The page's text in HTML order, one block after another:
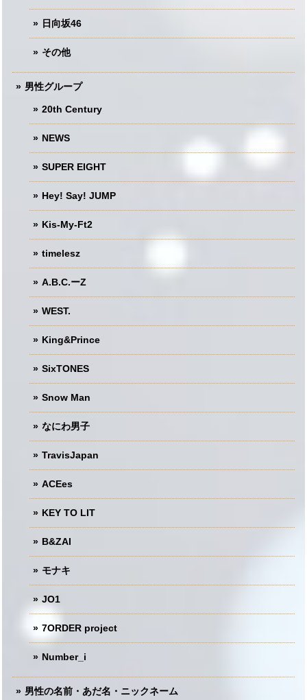
日向坂46
その他
男性グループ
20th Century
NEWS
SUPER EIGHT
Hey! Say! JUMP
Kis-My-Ft2
timelesz
A.B.C.ーZ
WEST.
King&Prince
SixTONES
Snow Man
なにわ男子
TravisJapan
ACEes
KEY TO LIT
B&ZAI
モナキ
JO1
7ORDER project
Number_i
男性の名前・あだ名・ニックネーム